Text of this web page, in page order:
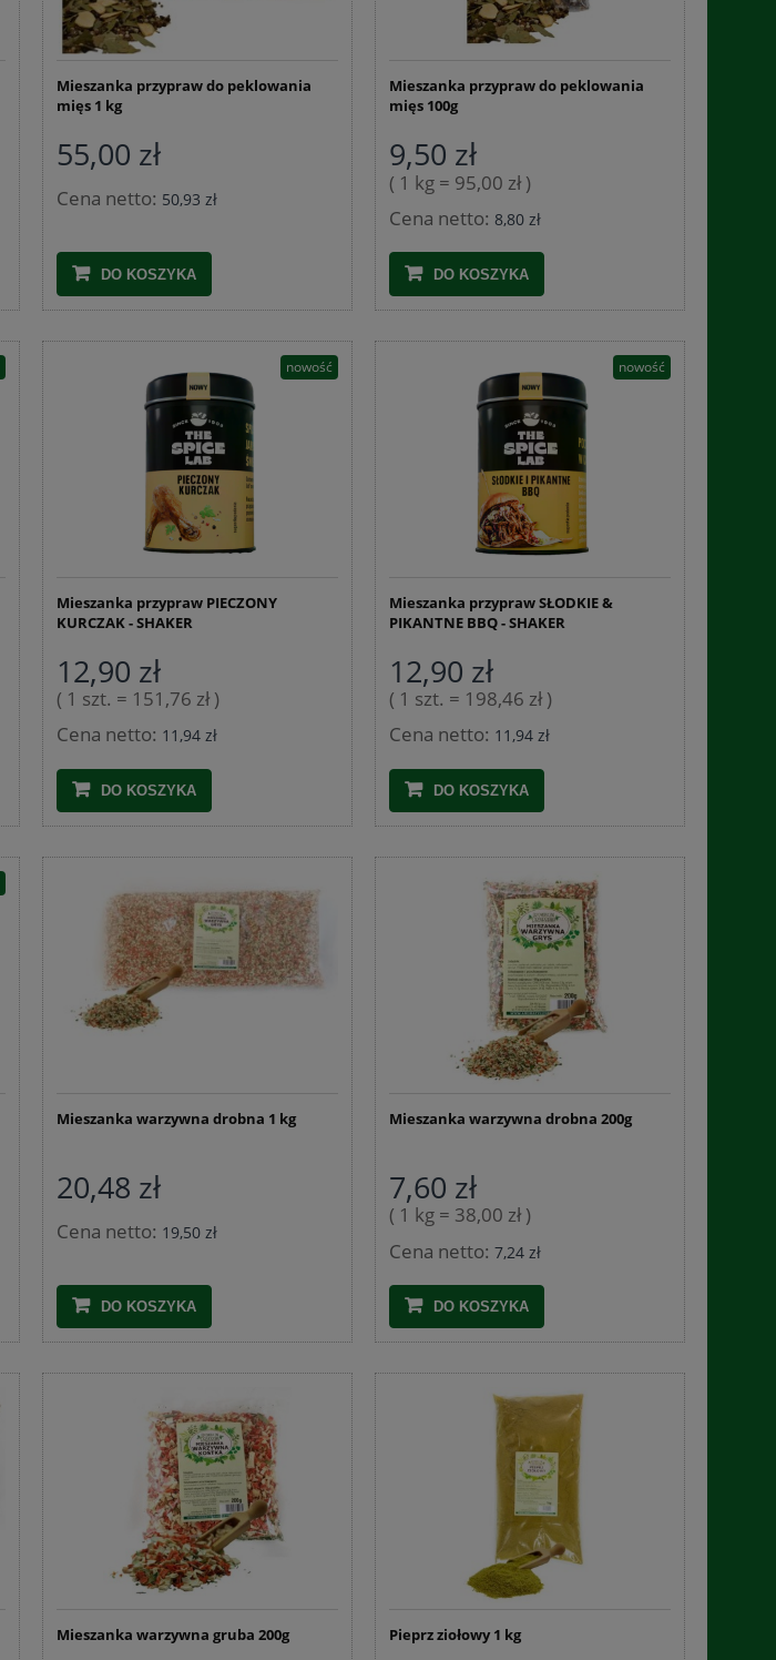
Najniższa cena:
DO KOSZYKA
DO KOSZYKA
Jelita wieprzowe 28/32 pęczek 91,5 m
64,70 zł
DO KOSZYKA
Jelita wieprzowe 26/28 pęczek 91,5 mb
EXTRA
78,43 zł
DO KOSZYKA
Skrzynka plastikowa
Mieszanka przypraw do peklowania
mięs 1 kg
55,00 zł
Cena netto: 50,93 zł
DO KOSZYKA
Mieszanka przypraw do peklowania
mięs 100g
9,50 zł
( 1 kg = 95,00 zł )
Cena netto: 8,80 zł
DO KOSZYKA
Mieszanka przypraw PIECZONY
KURCZAK - SHAKER
12,90 zł
( 1 szt. = 151,76 zł )
Cena netto: 11,94 zł
DO KOSZYKA
nowość
Mieszanka przypraw SŁODKIE &
PIKANTNE BBQ - SHAKER
12,90 zł
( 1 szt. = 198,46 zł )
Cena netto: 11,94 zł
DO KOSZYKA
nowość
Mieszanka warzywna drobna 1 kg
20,48 zł
Cena netto: 19,50 zł
DO KOSZYKA
Mieszanka warzywna drobna 200g
7,60 zł
( 1 kg = 38,00 zł )
Cena netto: 7,24 zł
DO KOSZYKA
Mieszanka warzywna gruba 200g Pieprz ziołowy 1 kg